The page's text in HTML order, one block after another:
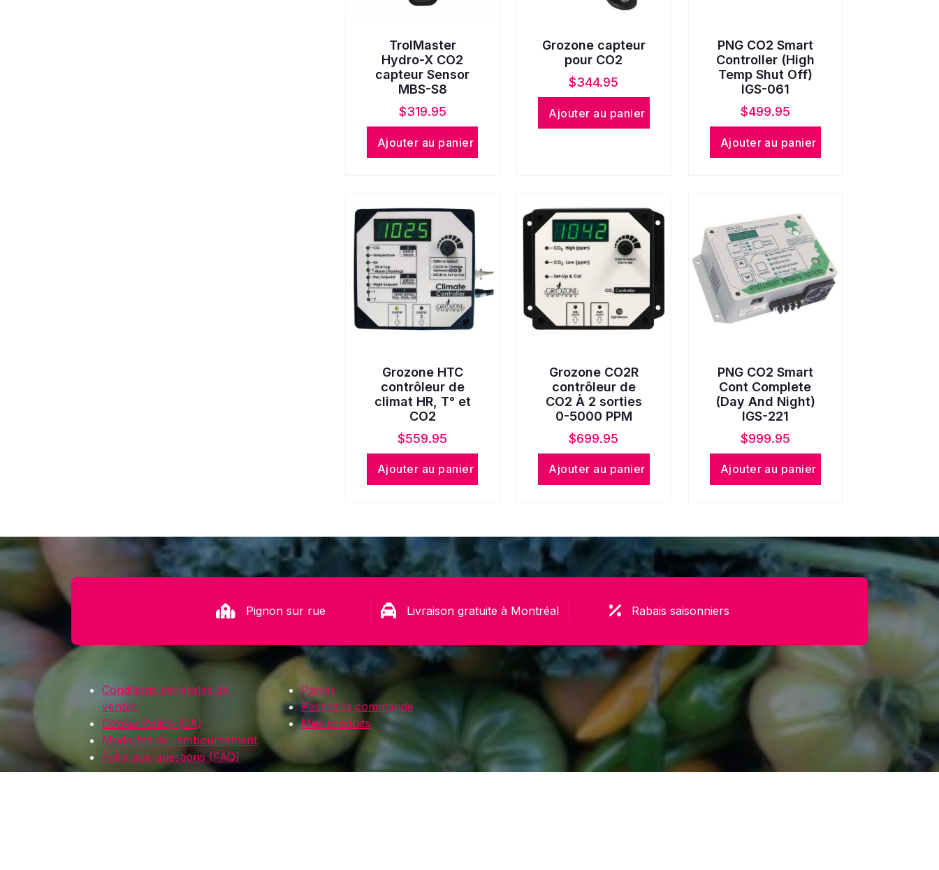
TrolMaster
Hydro-X CO2
capteur Sensor
MBS-S8
$319.95
Ajouter au panier
Grozone capteur
pour CO2
$344.95
Ajouter au panier
PNG CO2 Smart
Controller (High
Temp Shut Off)
IGS-061
$499.95
Ajouter au panier
Grozone HTC
contrôleur de
climat HR, T° et
CO2
$559.95
Ajouter au panier
Grozone CO2R
contrôleur de
CO2 À 2 sorties
0-5000 PPM
$699.95
Ajouter au panier
PNG CO2 Smart
Cont Complete
(Day And Night)
IGS-221
$999.95
Ajouter au panier
Pignon sur rue Livraison gratuite à Montréal Rabais saisonniers
Conditions générales de
ventes
Cookie Policy (CA)
Modalités de remboursement
Foire aux questions (FAQ)
Panier
Passez la commande
Mes produits